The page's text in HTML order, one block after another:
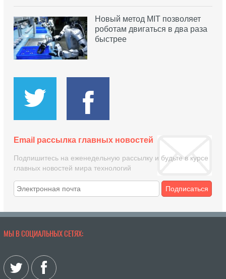
Новый метод MIT позволяет
роботам двигаться в два раза
быстрее
Email рассылка главных новостей
Подпишитесь на еженедельную рассылку и будьте в курсе
главных новостей мира технологий
Подписаться
МЫ В СОЦИАЛЬНЫХ СЕТЯХ: